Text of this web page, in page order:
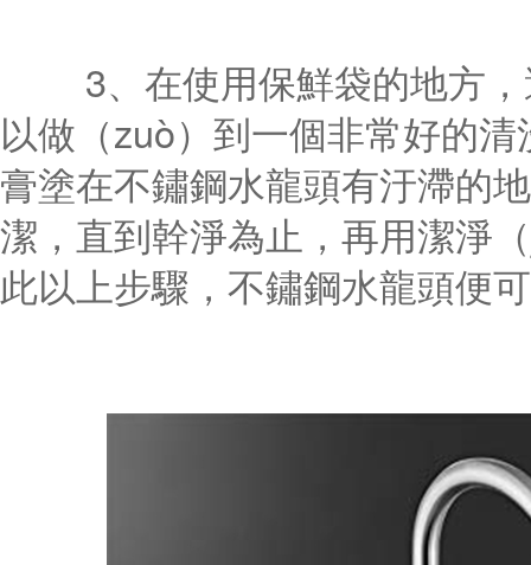
3、在使用保鮮袋的地方，
以做（zuò）到一個非常好的
膏塗在不鏽鋼水龍頭有汙滯的
潔，直到幹淨為止，再用潔淨
此以上步驟，不鏽鋼水龍頭便